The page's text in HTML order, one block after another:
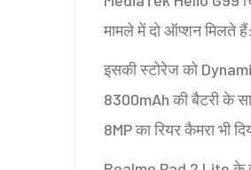
मामले में दो ऑप्शन मिलते
इसकी स्टोरेज को
8300mAh की बैटरी के
8MP का रियर कैमरा भी